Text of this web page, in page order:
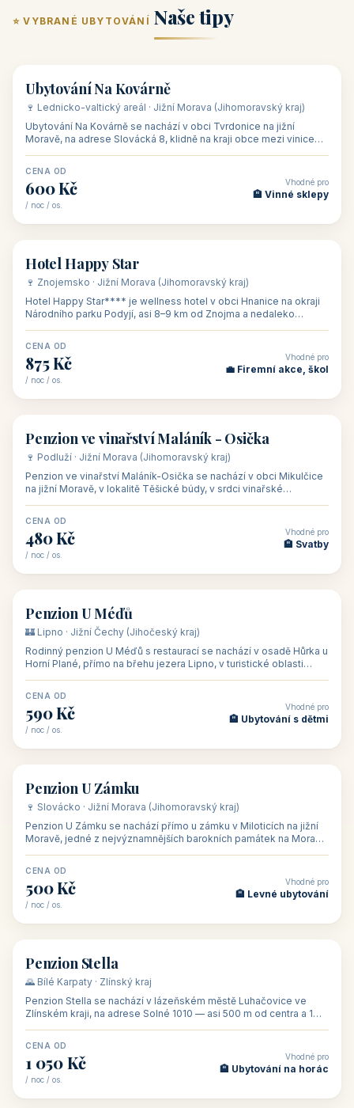
⭐ VYBRANÉ UBYTOVÁNÍ Naše tipy
🏡 penzion
Ubytování Na Kovárně
🍷 Lednicko-valtický areál · Jižní Morava (Jihomoravský kraj)
Ubytování Na Kovárně se nachází v obci Tvrdonice na jižní
Moravě, na adrese Slovácká 8, klidně na kraji obce mezi vinicemi,
CENA OD
600 Kč
/ noc / os.
Vhodné pro
🏨 Vinné sklepy
🏨 hotel
Hotel Happy Star
🍷 Znojemsko · Jižní Morava (Jihomoravský kraj)
Hotel Happy Star**** je wellness hotel v obci Hnanice na okraji
Národního parku Podyjí, asi 8–9 km od Znojma a nedaleko
CENA OD
875 Kč
/ noc / os.
Vhodné pro
💼 Firemní akce, škol
🏡 penzion
Penzion ve vinařství Maláník - Osička
🍷 Podluží · Jižní Morava (Jihomoravský kraj)
Penzion ve vinařství Maláník-Osička se nachází v obci Mikulčice
na jižní Moravě, v lokalitě Těšické búdy, v srdci vinařské
CENA OD
480 Kč
/ noc / os.
Vhodné pro
🏨 Svatby
🏡 penzion
Penzion U Méďů
🏰 Lipno · Jižní Čechy (Jihočeský kraj)
Rodinný penzion U Méďů s restaurací se nachází v osadě Hůrka u
Horní Plané, přímo na břehu jezera Lipno, v turistické oblasti
CENA OD
590 Kč
/ noc / os.
Vhodné pro
🏨 Ubytování s dětmi
🏡 penzion
Penzion U Zámku
🍷 Slovácko · Jižní Morava (Jihomoravský kraj)
Penzion U Zámku se nachází přímo u zámku v Miloticích na jižní
Moravě, jedné z nejvýznamnějších barokních památek na Moravě,
CENA OD
500 Kč
/ noc / os.
Vhodné pro
🏨 Levné ubytování
🏡 penzion
Penzion Stella
🌄 Bílé Karpaty · Zlínský kraj
Penzion Stella se nachází v lázeňském městě Luhačovice ve
Zlínském kraji, na adrese Solné 1010 — asi 500 m od centra a 1
CENA OD
1 050 Kč
/ noc / os.
Vhodné pro
🏨 Ubytování na horác